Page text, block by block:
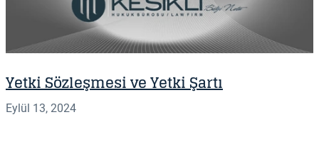
Yetki Sözleşmesi ve Yetki Şartı
Eylül 13, 2024